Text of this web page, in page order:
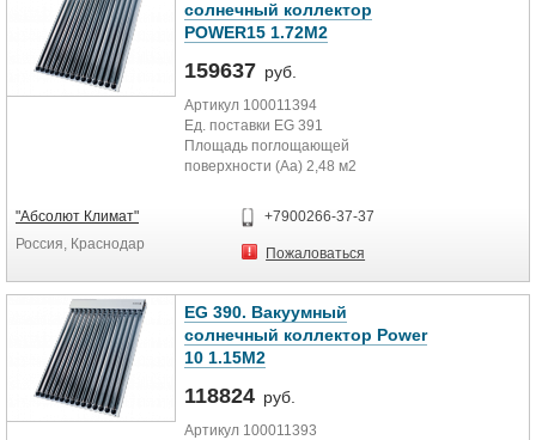
солнечный коллектор
POWER15 1.72M2
159637 руб.
Артикул 100011394
Ед. поставки EG 391
Площадь поглощающей
поверхности (Aa) 2,48 м2
0,76/1,02/0,05
Размер (высота) 70 мм
Размер (ширина) 1700 мм
Вес нетто, кг 55
Вес брутто, кг 55
Объём упаковки товара, м3
0,249744
"Абсолют Климат"
Россия, Краснодар
+7900266-37-37
Пожаловаться
EG 390. Вакуумный
солнечный коллектор Power
10 1.15M2
118824 руб.
Артикул 100011393